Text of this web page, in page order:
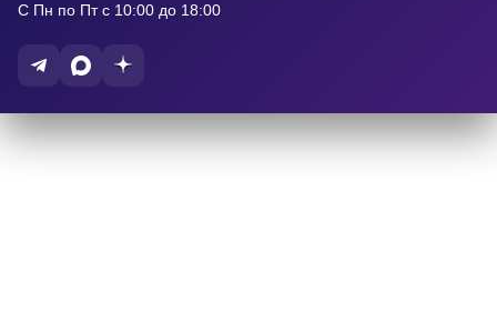
С Пн по Пт с 10:00 до 18:00